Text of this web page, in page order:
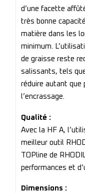
d’une facette
très bonne
matière dans les
minimum.
de graisse reste
salissants, tels
réduire autant que
l’encrassage.
Qualité :
Avec la HF A,
meilleur outil
TOPline de
performances et
Dimensions :